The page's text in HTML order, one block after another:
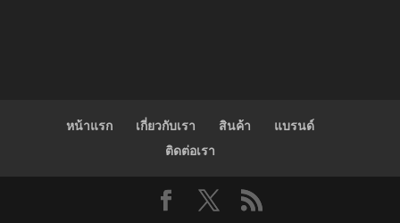
หน้าแรก เกี่ยวกับเรา สินค้า
แบรนด์
ติดต่อเรา